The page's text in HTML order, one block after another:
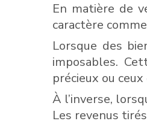
En matière de
caractère
Lorsque des
imposables.
précieux ou
À l’inverse,
Les revenus